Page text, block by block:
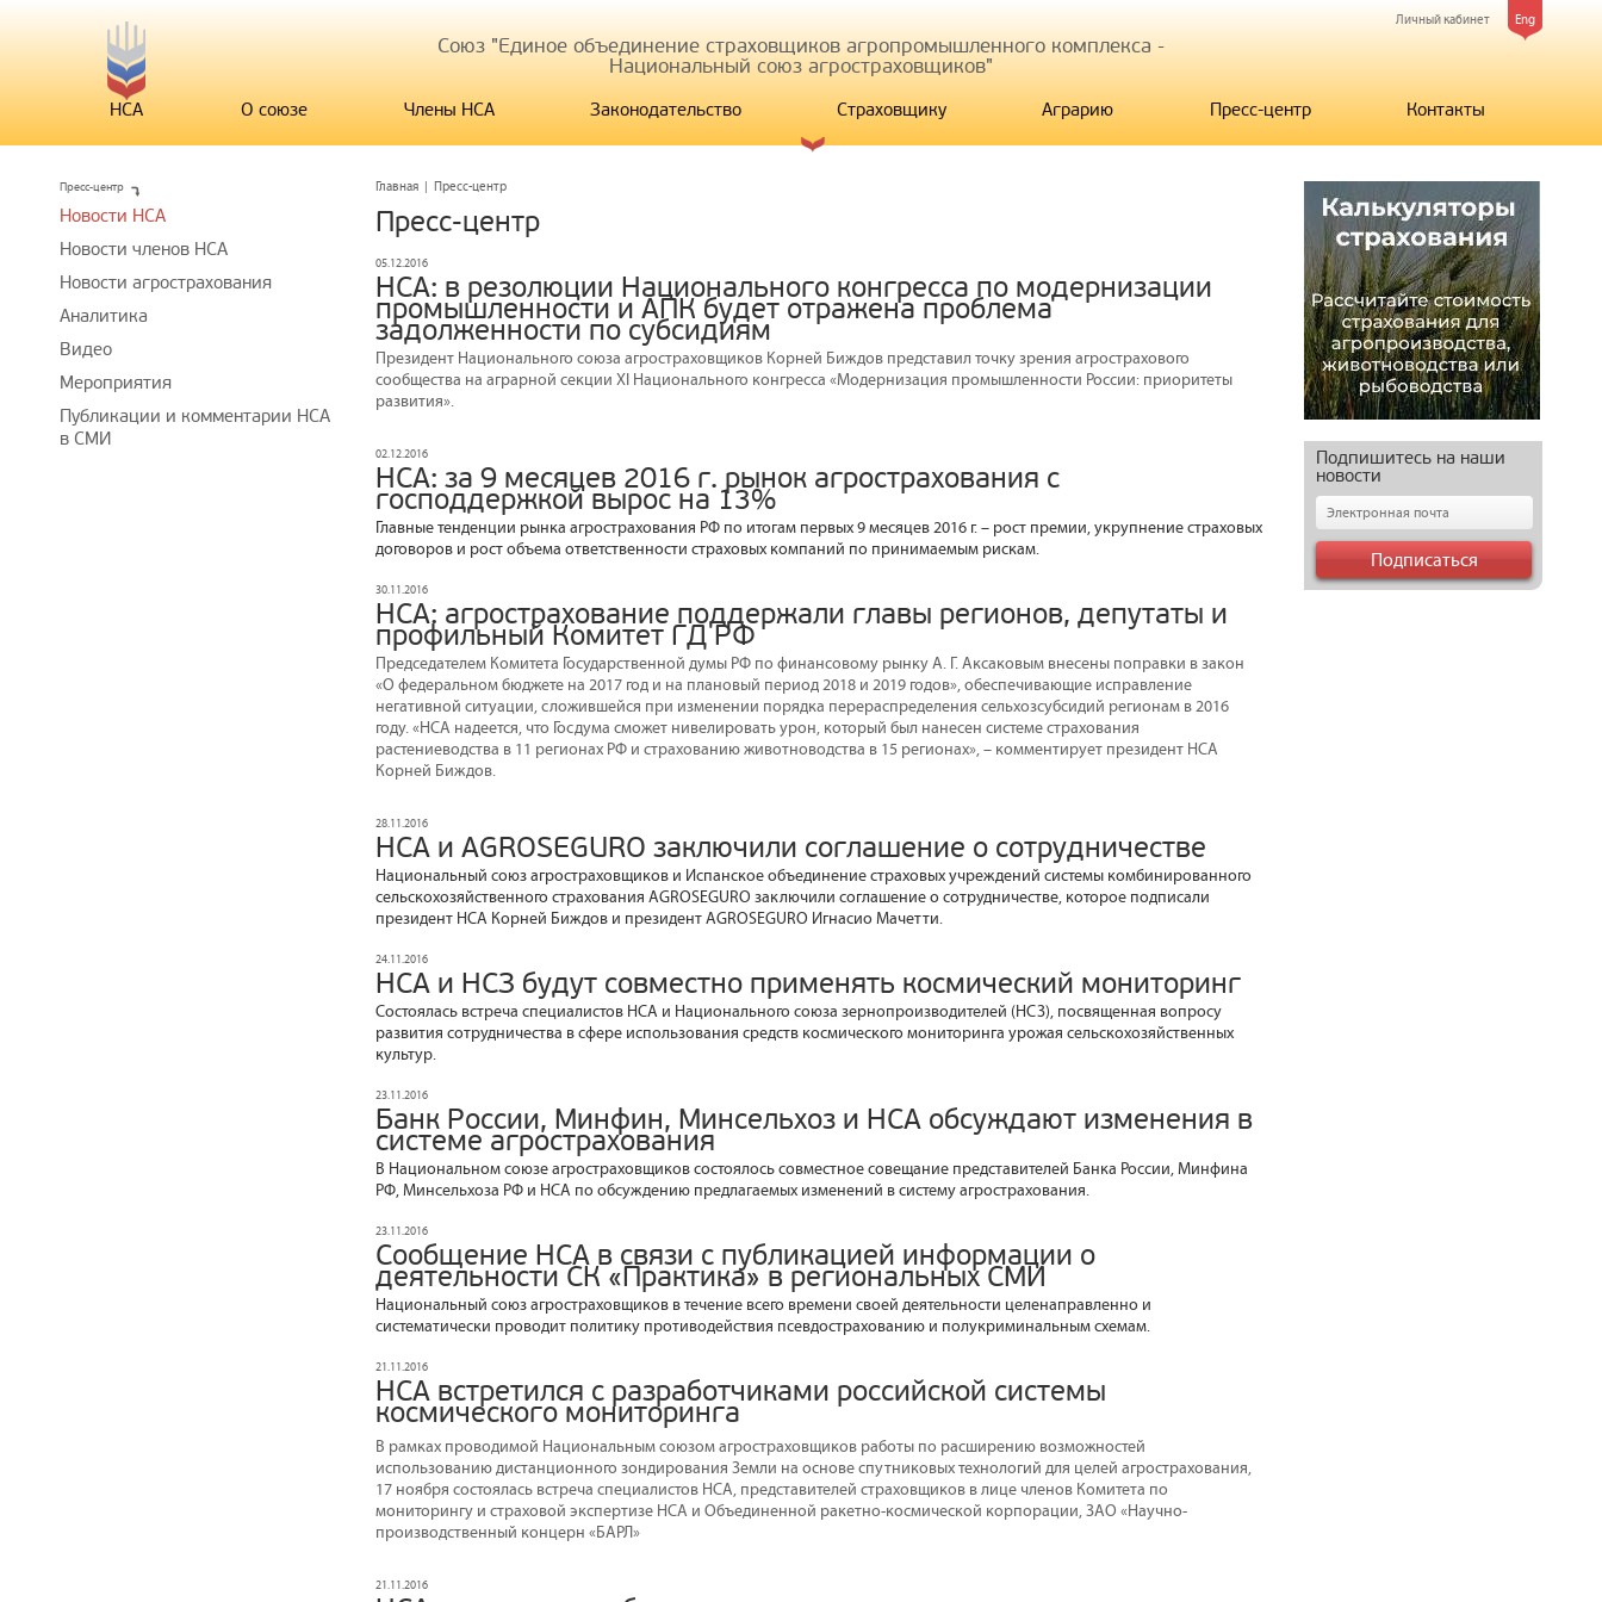
Eng
Личный кабинет
Союз "Единое объединение страховщиков агропромышленного комплекса -
Национальный союз агростраховщиков"
НСА О союзе Члены НСА Законодательство Страховщику Аграрию Пресс-центр Контакты
Главная | Пресс-центр
Пресс-центр
05.12.2016
НСА: в резолюции Национального конгресса по модернизации
промышленности и АПК будет отражена проблема
задолженности по субсидиям
Президент Национального союза агростраховщиков Корней Биждов представил точку зрения агрострахового
сообщества на аграрной секции XI Национального конгресса «Модернизация промышленности России: приоритеты
развития».
02.12.2016
НСА: за 9 месяцев 2016 г. рынок агрострахования с
господдержкой вырос на 13%
Главные тенденции рынка агрострахования РФ по итогам первых 9 месяцев 2016 г. – рост премии, укрупнение страховых
договоров и рост объема ответственности страховых компаний по принимаемым рискам.
30.11.2016
НСА: агрострахование поддержали главы регионов, депутаты и
профильный Комитет ГД РФ
Председателем Комитета Государственной думы РФ по финансовому рынку А. Г. Аксаковым внесены поправки в закон
«О федеральном бюджете на 2017 год и на плановый период 2018 и 2019 годов», обеспечивающие исправление
негативной ситуации, сложившейся при изменении порядка перераспределения сельхозсубсидий регионам в 2016
году. «НСА надеется, что Госдума сможет нивелировать урон, который был нанесен системе страхования
растениеводства в 11 регионах РФ и страхованию животноводства в 15 регионах», – комментирует президент НСА
Корней Биждов.
28.11.2016
НСА и AGROSEGURO заключили соглашение о сотрудничестве
Национальный союз агростраховщиков и Испанское объединение страховых учреждений системы комбинированного
сельскохозяйственного страхования AGROSEGURO заключили соглашение о сотрудничестве, которое подписали
президент НСА Корней Биждов и президент AGROSEGURO Игнасио Мачетти.
24.11.2016
НСА и НСЗ будут совместно применять космический мониторинг
Состоялась встреча специалистов НСА и Национального союза зернопроизводителей (НСЗ), посвященная вопросу
развития сотрудничества в сфере использования средств космического мониторинга урожая сельскохозяйственных
культур.
23.11.2016
Банк России, Минфин, Минсельхоз и НСА обсуждают изменения в
системе агрострахования
В Национальном союзе агростраховщиков состоялось совместное совещание представителей Банка России, Минфина
РФ, Минсельхоза РФ и НСА по обсуждению предлагаемых изменений в систему агрострахования.
23.11.2016
Сообщение НСА в связи с публикацией информации о
деятельности СК «Практика» в региональных СМИ
Национальный союз агростраховщиков в течение всего времени своей деятельности целенаправленно и
систематически проводит политику противодействия псевдострахованию и полукриминальным схемам.
21.11.2016
НСА встретился с разработчиками российской системы
космического мониторинга
В рамках проводимой Национальным союзом агростраховщиков работы по расширению возможностей
использованию дистанционного зондирования Земли на основе спутниковых технологий для целей агрострахования,
17 ноября состоялась встреча специалистов НСА, представителей страховщиков в лице членов Комитета по
мониторингу и страховой экспертизе НСА и Объединенной ракетно-космической корпорации, ЗАО «Научно-
производственный концерн «БАРЛ»
21.11.2016
Пресс-центр
Новости НСА
Новости членов НСА
Новости агрострахования
Аналитика
Видео
Мероприятия
Публикации и комментарии НСА
в СМИ
Подпишитесь на наши
новости